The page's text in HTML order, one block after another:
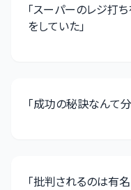
「スーパーのレジ打
をしていた」
「成功の秘訣なんて
「批判されるのは有